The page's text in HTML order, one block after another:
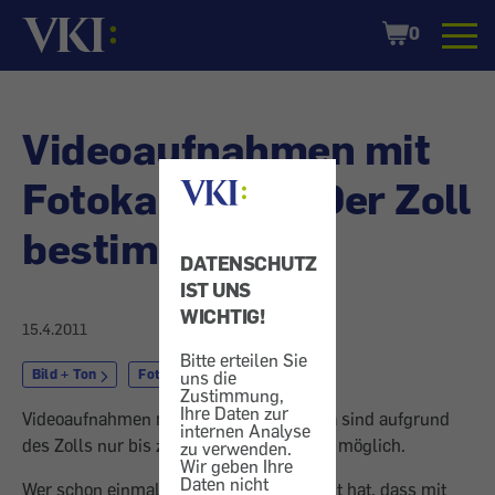
DATENSCHUTZ
IST UNS
WICHTIG!
Bitte erteilen Sie
uns die
Zustimmung,
Ihre Daten zur
internen Analyse
zu verwenden.
Wir geben Ihre
Daten nicht
Startseite
Shopping
Cart
0
Videoaufnahmen mit
Fotokameras - Der Zoll
bestimmt
15.4.2011
Bild + Ton Fotografie
Videoaufnahmen mit einer Digitalkamera sind aufgrund
des Zolls nur bis zu einer halben Stunde möglich.
Wer schon einmal die Erfahrung gemacht hat, dass mit